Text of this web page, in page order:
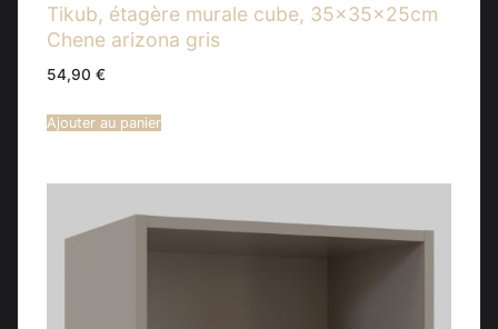
Tikub, étagère murale cube, 35x35x25cm
Chene arizona gris
54,90 €
Ajouter au panier